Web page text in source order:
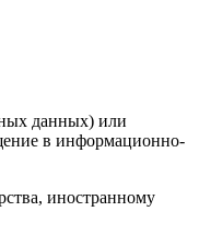
данных) или
в информационно-
иностранному